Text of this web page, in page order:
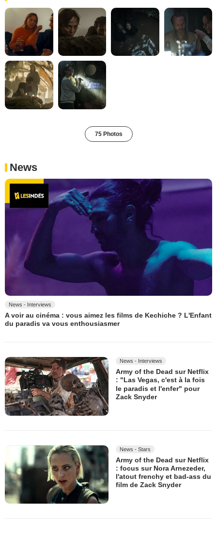
75 Photos
News
News - Interviews
A voir au cinéma : vous aimez les films de Kechiche ? L'Enfant
du paradis va vous enthousiasmer
News - Interviews
Army of the Dead sur Netflix
: "Las Vegas, c'est à la fois
le paradis et l'enfer" pour
Zack Snyder
News - Stars
Army of the Dead sur Netflix
: focus sur Nora Arnezeder,
l'atout frenchy et bad-ass du
film de Zack Snyder